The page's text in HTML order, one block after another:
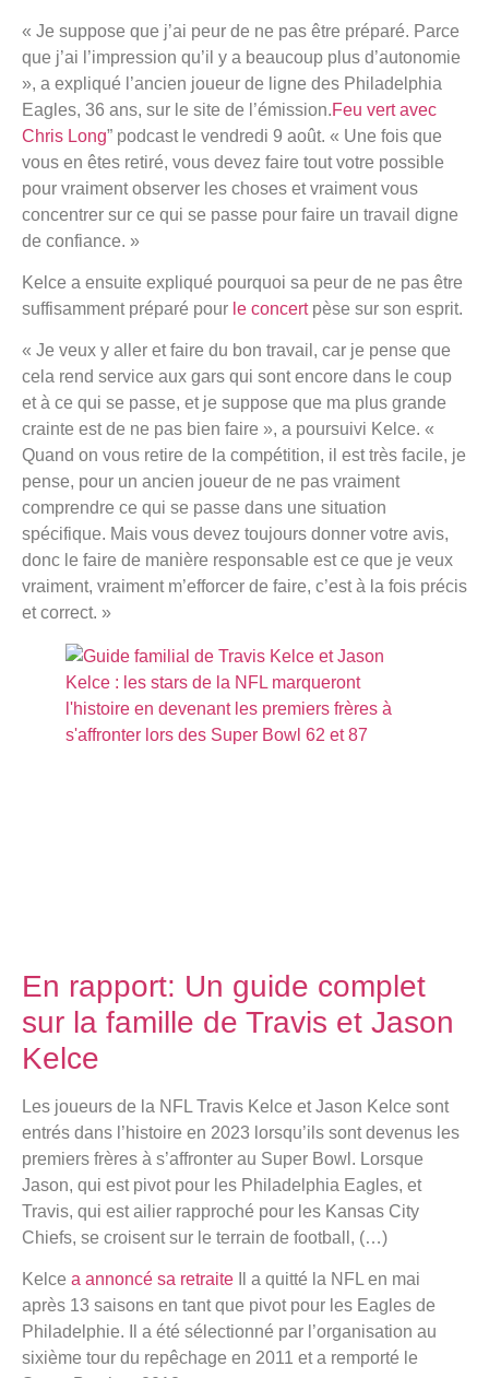
« Je suppose que j’ai peur de ne pas être préparé. Parce
que j’ai l’impression qu’il y a beaucoup plus d’autonomie
», a expliqué l’ancien joueur de ligne des Philadelphia
Eagles, 36 ans, sur le site de l’émission.Feu vert avec
Chris Long” podcast le vendredi 9 août. « Une fois que
vous en êtes retiré, vous devez faire tout votre possible
pour vraiment observer les choses et vraiment vous
concentrer sur ce qui se passe pour faire un travail digne
de confiance. »
Kelce a ensuite expliqué pourquoi sa peur de ne pas être
suffisamment préparé pour le concertpèse sur son esprit.
« Je veux y aller et faire du bon travail, car je pense que
cela rend service aux gars qui sont encore dans le coup
et à ce qui se passe, et je suppose que ma plus grande
crainte est de ne pas bien faire », a poursuivi Kelce. «
Quand on vous retire de la compétition, il est très facile, je
pense, pour un ancien joueur de ne pas vraiment
comprendre ce qui se passe dans une situation
spécifique. Mais vous devez toujours donner votre avis,
donc le faire de manière responsable est ce que je veux
vraiment, vraiment m’efforcer de faire, c’est à la fois précis
et correct. »
En rapport: Un guide complet
sur la famille de Travis et Jason
Kelce
Les joueurs de la NFL Travis Kelce et Jason Kelce sont
entrés dans l’histoire en 2023 lorsqu’ils sont devenus les
premiers frères à s’affronter au Super Bowl. Lorsque
Jason, qui est pivot pour les Philadelphia Eagles, et
Travis, qui est ailier rapproché pour les Kansas City
Chiefs, se croisent sur le terrain de football, (…)
Kelce a annoncé sa retraite Il a quitté la NFL en mai
après 13 saisons en tant que pivot pour les Eagles de
Philadelphie. Il a été sélectionné par l’organisation au
sixième tour du repêchage en 2011 et a remporté le